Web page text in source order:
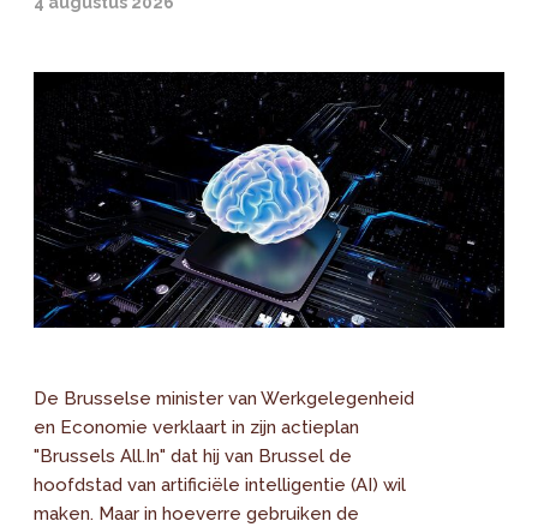
De Brusselse minister van Werkgelegenheid
en Economie verklaart in zijn actieplan
"Brussels All.In" dat hij van Brussel de
hoofdstad van artificiële intelligentie (AI) wil
maken. Maar in hoeverre gebruiken de